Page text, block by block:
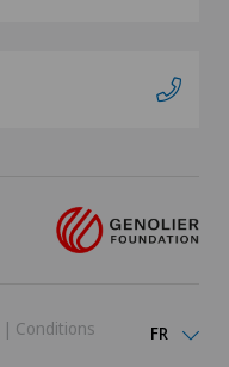
| Conditions
FR